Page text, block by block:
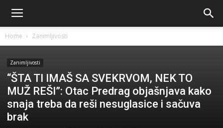
Home Zanimljivosti
Zanimljivosti
“ŠTA TI IMAŠ SA SVEKRVOM, NEK TO
MUŽ REŠI”: Otac Predrag objašnjava kako
snaja treba da reši nesuglasice i sačuva
brak